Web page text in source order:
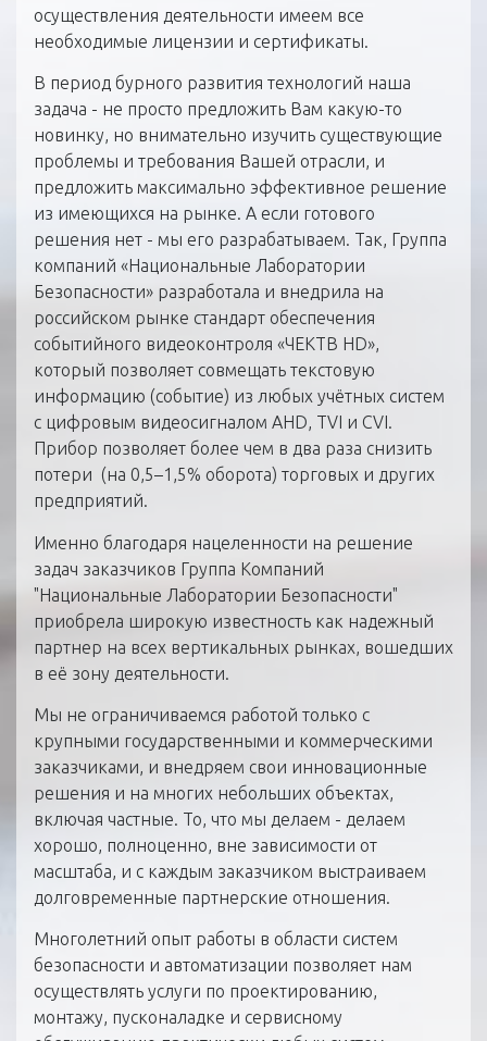
осуществления деятельности имеем все
необходимые лицензии и сертификаты.
В период бурного развития технологий наша
задача - не просто предложить Вам какую-то
новинку, но внимательно изучить существующие
проблемы и требования Вашей отрасли, и
предложить максимально эффективное решение
из имеющихся на рынке. А если готового
решения нет - мы его разрабатываем. Так, Группа
компаний «Национальные Лаборатории
Безопасности» разработала и внедрила на
российском рынке стандарт обеспечения
событийного видеоконтроля «ЧЕКТВ HD»,
который позволяет совмещать текстовую
информацию (событие) из любых учётных систем
с цифровым видеосигналом AHD, TVI и СVI.
Прибор позволяет более чем в два раза снизить
потери (на 0,5–1,5% оборота) торговых и других
предприятий.
Именно благодаря нацеленности на решение
задач заказчиков Группа Компаний
"Национальные Лаборатории Безопасности"
приобрела широкую известность как надежный
партнер на всех вертикальных рынках, вошедших
в её зону деятельности.
Мы не ограничиваемся работой только с
крупными государственными и коммерческими
заказчиками, и внедряем свои инновационные
решения и на многих небольших объектах,
включая частные. То, что мы делаем - делаем
хорошо, полноценно, вне зависимости от
масштаба, и с каждым заказчиком выстраиваем
долговременные партнерские отношения.
Многолетний опыт работы в области систем
безопасности и автоматизации позволяет нам
осуществлять услуги по проектированию,
монтажу, пусконаладке и сервисному